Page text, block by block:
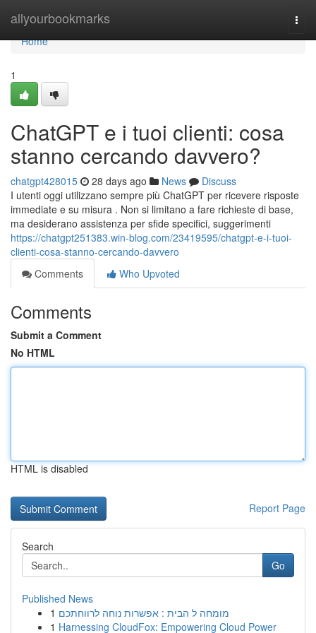
allyourbookmarks
Home
Home
1
ChatGPT e i tuoi clienti: cosa
stanno cercando davvero?
chatgpt428015 28 days ago News
Discuss
I utenti oggi utilizzano sempre più ChatGPT per ricevere risposte
immediate e su misura . Non si limitano a fare richieste di base,
ma desiderano assistenza per sfide specifici, suggerimenti
https://chatgpt251383.win-blog.com/23419595/chatgpt-e-i-tuoi-
clienti-cosa-stanno-cercando-davvero
Comments
Who Upvoted
Comments
Submit a Comment
No HTML
HTML is disabled
Report Page
Search
Go
Published News
1 מומחה ל הבית : אפשרות נוחה לרווחתכם
1 Harnessing CloudFox: Empowering Cloud Power